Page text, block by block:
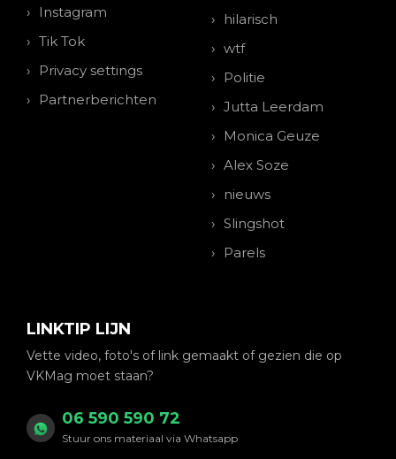
Instagram
Tik Tok
Privacy settings
Partnerberichten
hilarisch
wtf
Politie
Jutta Leerdam
Monica Geuze
Alex Soze
nieuws
Slingshot
Parels
LINKTIP LIJN
Vette video, foto's of link gemaakt of gezien die op
VKMag moet staan?
06 590 590 72
Stuur ons materiaal via Whatsapp